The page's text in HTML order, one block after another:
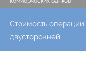
Стоимость операции
двусторонней